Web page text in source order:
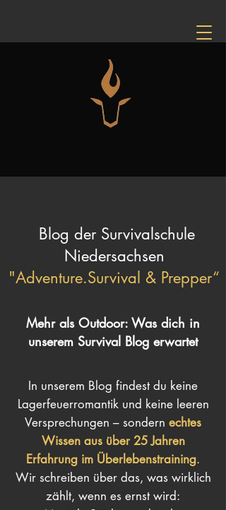
Blog der Survivalschule
Niedersachsen
"Adventure.Survival & Prepper“
Mehr als Outdoor: Was dich in
unserem Survival Blog erwartet
In unserem Blog findest du keine
Lagerfeuerromantik und keine leeren
Versprechungen – sondern echtes
Wissen aus über 25 Jahren
Erfahrung im Überlebenstraining.
Wir schreiben über das, was wirklich
zählt, wenn es ernst wird: